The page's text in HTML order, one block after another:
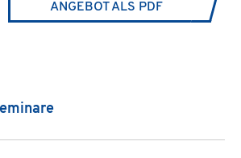
ANGEBOT ALS PDF